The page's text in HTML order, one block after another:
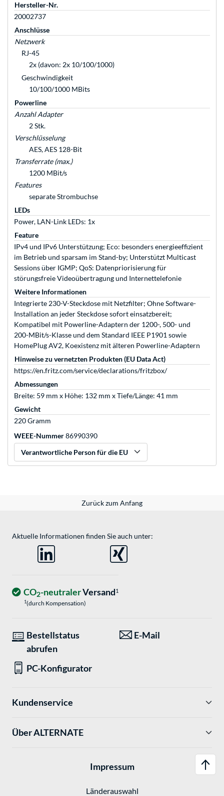
Hersteller-Nr.
20002737
Anschlüsse
Netzwerk
RJ-45
2x (davon: 2x 10/100/1000)
Geschwindigkeit
10/100/1000 MBits
Powerline
Anzahl Adapter
2 Stk.
Verschlüsselung
AES, AES 128-Bit
Transferrate (max.)
1200 MBit/s
Features
separate Strombuchse
LEDs
Power, LAN-Link LEDs: 1x
Feature
IPv4 und IPv6 Unterstützung; Eco: besonders energieeffizient
im Betrieb und sparsam im Stand-by; Unterstützt Multicast
Sessions über IGMP; QoS: Datenpriorisierung für
störungsfreie Videoübertragung und Internettelefonie
Weitere Informationen
Integrierte 230-V-Steckdose mit Netzfilter; Ohne Software-
Installation an jeder Steckdose sofort einsatzbereit;
Kompatibel mit Powerline-Adaptern der 1200-, 500- und
200-MBit/s-Klasse und dem Standard IEEE P1901 sowie
HomePlug AV2, Koexistenz mit älteren Powerline-Adaptern
Hinweise zu vernetzten Produkten (EU Data Act)
https://en.fritz.com/service/declarations/fritzbox/
Abmessungen
Breite: 59 mm x Höhe: 132 mm x Tiefe/Länge: 41 mm
Gewicht
220 Gramm
WEEE-Nummer86990390
Verantwortliche Person für die EU
Zurück zum Anfang
Aktuelle Informationen finden Sie auch unter:
CO2-neutralerVersand1
1(durch Kompensation)
Bestellstatus
abrufen
E-Mail
PC-Konfigurator
Kundenservice
Über ALTERNATE
Impressum
Länderauswahl